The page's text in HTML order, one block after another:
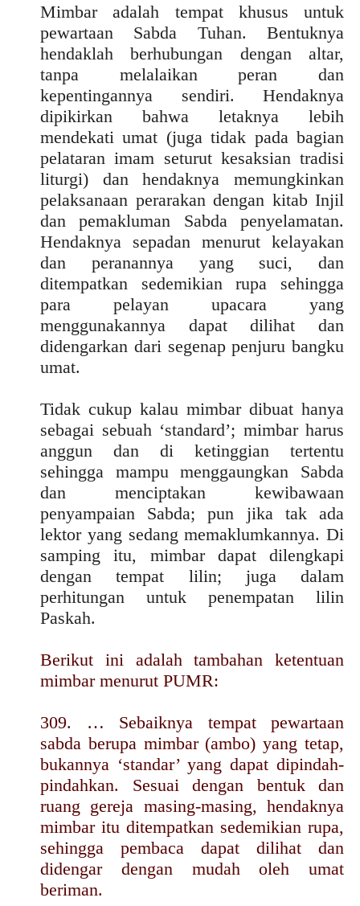
Mimbar adalah tempat khusus untuk
pewartaan Sabda Tuhan. Bentuknya
hendaklah berhubungan dengan altar,
tanpa melalaikan peran dan
kepentingannya sendiri. Hendaknya
dipikirkan bahwa letaknya lebih
mendekati umat (juga tidak pada bagian
pelataran imam seturut kesaksian tradisi
liturgi) dan hendaknya memungkinkan
pelaksanaan perarakan dengan kitab Injil
dan pemakluman Sabda penyelamatan.
Hendaknya sepadan menurut kelayakan
dan peranannya yang suci, dan
ditempatkan sedemikian rupa sehingga
para pelayan upacara yang
menggunakannya dapat dilihat dan
didengarkan dari segenap penjuru bangku
umat.
Tidak cukup kalau mimbar dibuat hanya
sebagai sebuah ‘standard’; mimbar harus
anggun dan di ketinggian tertentu
sehingga mampu menggaungkan Sabda
dan menciptakan kewibawaan
penyampaian Sabda; pun jika tak ada
lektor yang sedang memaklumkannya. Di
samping itu, mimbar dapat dilengkapi
dengan tempat lilin; juga dalam
perhitungan untuk penempatan lilin
Paskah.
Berikut ini adalah tambahan ketentuan
mimbar menurut PUMR:
309. … Sebaiknya tempat pewartaan
sabda berupa mimbar (ambo) yang tetap,
bukannya ‘standar’ yang dapat dipindah-
pindahkan. Sesuai dengan bentuk dan
ruang gereja masing-masing, hendaknya
mimbar itu ditempatkan sedemikian rupa,
sehingga pembaca dapat dilihat dan
didengar dengan mudah oleh umat
beriman.